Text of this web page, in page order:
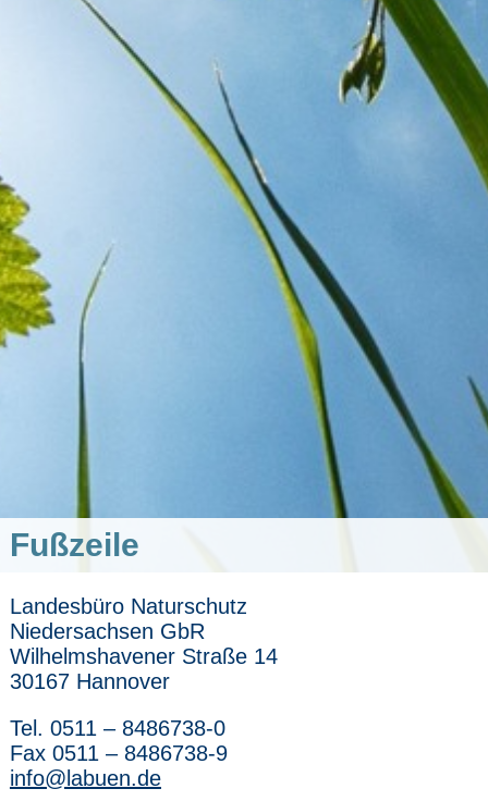
Fußzeile
Landesbüro Naturschutz
Niedersachsen GbR
Wilhelmshavener Straße 14
30167 Hannover
Tel. 0511 – 8486738-0
Fax 0511 – 8486738-9
info@labuen.de